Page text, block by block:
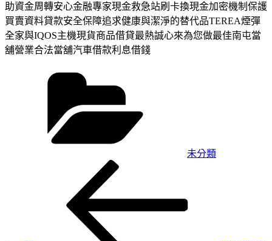
助資金周轉安心金融專家現金救急站刷卡換現金加密機制保護
買賣資料貸款安全保障追求健康與潔淨的替代品TEREA煙彈
全家與IQOS主機現貨商品借貸最熱誠心來為您做最佳南屯當
舖營業合法當舖汽車借款利息借錢
未分類